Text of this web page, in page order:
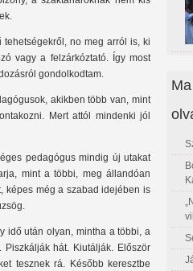
no meg arról is, ki
vagy a felzárkóztató. Így most
gondolkodtam.
akikben több van, mint
Mert attól mindenki jól
pedagógus mindig új utakat
mint a többi, meg állandóan
képes még a szabad idejében is
idő után olyan, mintha a többi, a
hát. Kiutálják. Először
tesznek rá. Később keresztbe